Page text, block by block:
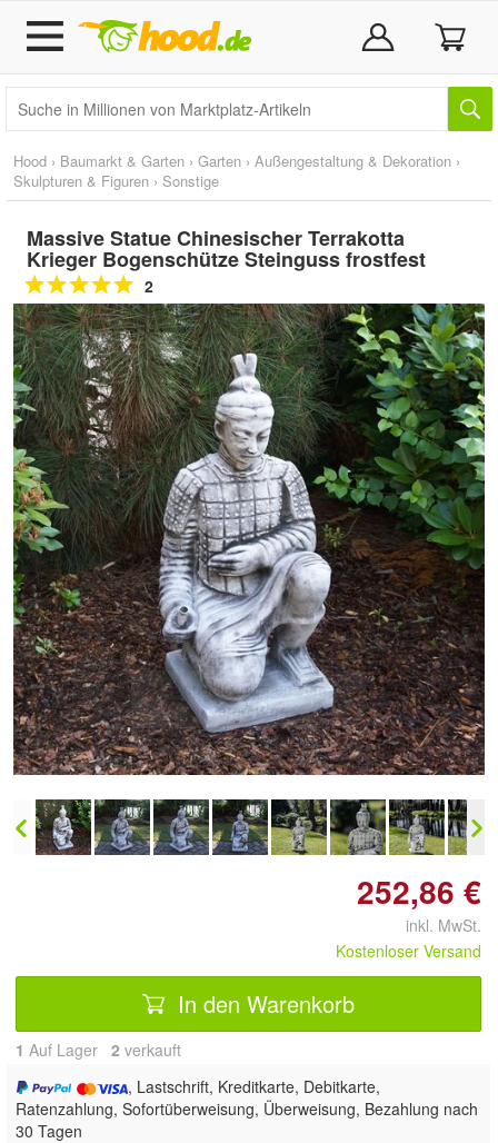
Hood › Baumarkt & Garten › Garten › Außengestaltung & Dekoration ›
Skulpturen & Figuren › Sonstige
Massive Statue Chinesischer Terrakotta
Krieger Bogenschütze Steinguss frostfest
2
Doppelt antippen zum
vergrößern
252,86 €
inkl. MwSt.
Kostenloser Versand
In den Warenkorb
1 Auf Lager 2 verkauft
, Lastschrift, Kreditkarte, Debitkarte,
Ratenzahlung, Sofortüberweisung, Überweisung, Bezahlung nach
30 Tagen